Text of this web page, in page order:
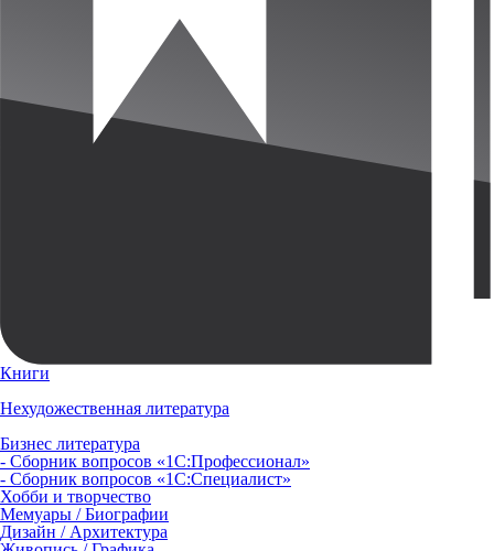
Книги
Нехудожественная литература
Бизнес литература
- Сборник вопросов «1С:Профессионал»
- Сборник вопросов «1С:Специалист»
Хобби и творчество
Мемуары / Биографии
Дизайн / Архитектура